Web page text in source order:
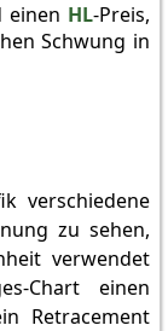
einen HL-Preis,
Schwung in
verschiedene
zu sehen,
verwendet
Chart einen
Retracement